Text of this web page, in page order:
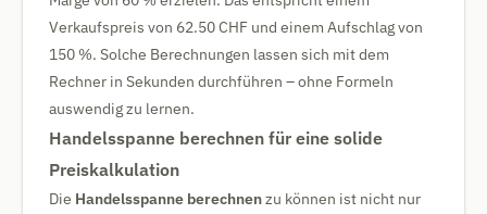
Verkaufspreis von 62.50 CHF und einem Aufschlag von
150 %. Solche Berechnungen lassen sich mit dem
Rechner in Sekunden durchführen – ohne Formeln
auswendig zu lernen.
Handelsspanne berechnen für eine solide
Preiskalkulation
Die Handelsspanne berechnenzu können ist nicht nur